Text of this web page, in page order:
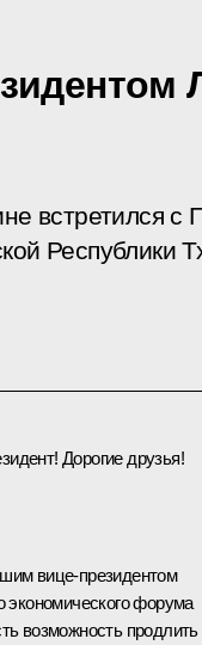
встретился с
Республики
Дорогие друзья!
вице-президентом
экономического форума
возможность продлить